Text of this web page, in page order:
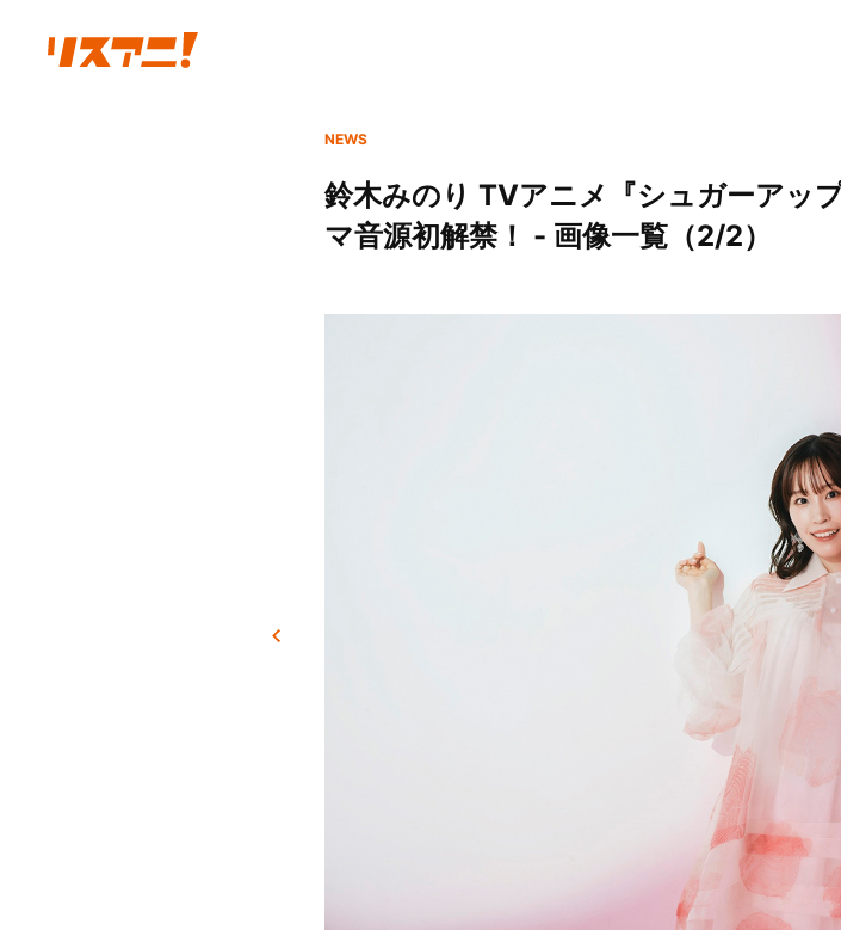
NEWS
鈴木みのり TVアニメ『シュガーアッ
マ音源初解禁！ - 画像一覧（2/2）